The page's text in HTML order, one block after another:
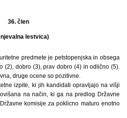
36. člen
lestvica)
predmete je petstopenjska in obsega
(2), dobro (3), prav dobro (4) in odlično (5).
druge ocene so pozitivne.
izpite, ki jih kandidati opravljajo na višji
na način, ki ga na predlog Državne
komisije za poklicno maturo enotno